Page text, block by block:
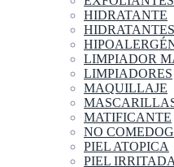
HIDRATANTE
HIDRATANTES
LIMPIADOR
LIMPIADORES
MAQUILLAJE
MATIFICANTE
NO
PIEL ATOPICA
PIEL IRRITADA